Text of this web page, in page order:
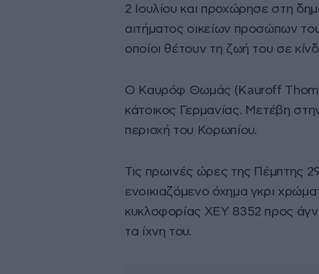
2 Ιουλίου και προχώρησε στη
αιτήματος οικείων προσώπων
οποίοι θέτουν τη ζωή του σε
Ο Καυρόφ Θωμάς (Kauroff
κάτοικος Γερμανίας. Μετέβη
περιοχή του Κορωπίου.
Τις πρωινές ώρες της Πέμπτης
ενοικιαζόμενο όχημα γκρι
κυκλοφορίας ΧΕΥ 8352 προς
τα ίχνη του.